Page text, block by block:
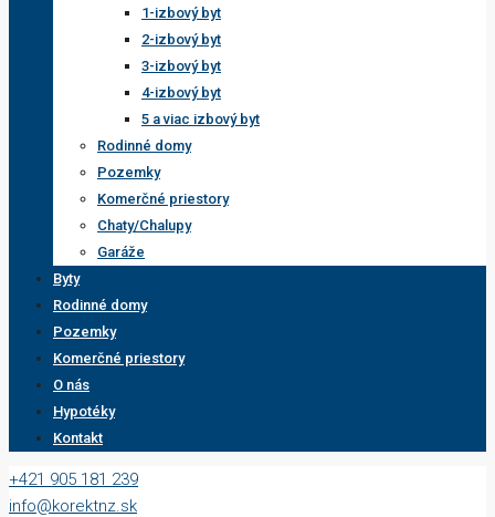
1-izbový byt
2-izbový byt
3-izbový byt
4-izbový byt
5 a viac izbový byt
Rodinné domy
Pozemky
Komerčné priestory
Chaty/Chalupy
Garáže
Byty
Rodinné domy
Pozemky
Komerčné priestory
O nás
Hypotéky
Kontakt
+421 905 181 239
info@korektnz.sk